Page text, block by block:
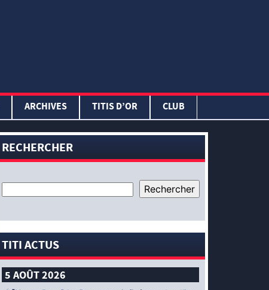
ARCHIVES TITIS D’OR CLUB
RECHERCHER
TITI ACTUS
5 AOÛT 2026